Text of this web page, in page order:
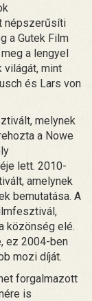
népszerűsíti
a Gutek Film
a lengyel
mint
és Lars von
melynek
a Nowe
lett. 2010-
amelynek
bemutatása. A
közönség elé.
ez 2004-ben
mozi díját.
forgalmazott
is